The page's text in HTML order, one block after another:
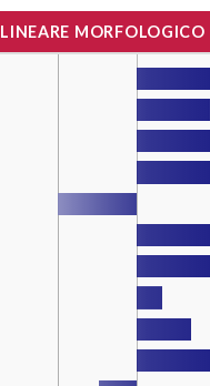
LINEARE MORFOLOGICO